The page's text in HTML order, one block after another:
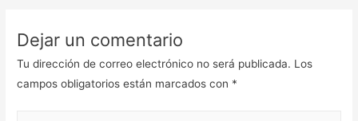
Dejar un comentario
Tu dirección de correo electrónico no será publicada. Los
campos obligatorios están marcados con *